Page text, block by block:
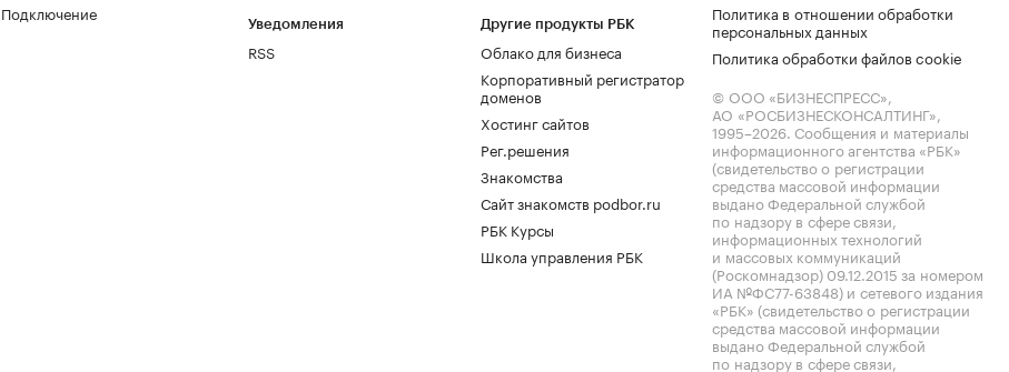
Подключение
Уведомления
RSS
Другие продукты РБК
Облако для бизнеса
Корпоративный регистратор
доменов
Хостинг сайтов
Рег.решения
Знакомства
Сайт знакомств podbor.ru
РБК Курсы
Школа управления РБК
Политика в отношении обработки
персональных данных
Политика обработки файлов cookie
© ООО «БИЗНЕСПРЕСС»,
АО «РОСБИЗНЕСКОНСАЛТИНГ»,
1995–2026. Сообщения и материалы
информационного агентства «РБК»
(свидетельство о регистрации
средства массовой информации
выдано Федеральной службой
по надзору в сфере связи,
информационных технологий
и массовых коммуникаций
(Роскомнадзор) 09.12.2015 за номером
ИА №ФС77-63848) и сетевого издания
«РБК» (свидетельство о регистрации
средства массовой информации
выдано Федеральной службой
по надзору в сфере связи,